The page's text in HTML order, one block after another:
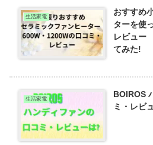
生活家電
おすすめ
ターを
レビュー
てみた!
生活家電
BOIROS
ミ・レビ